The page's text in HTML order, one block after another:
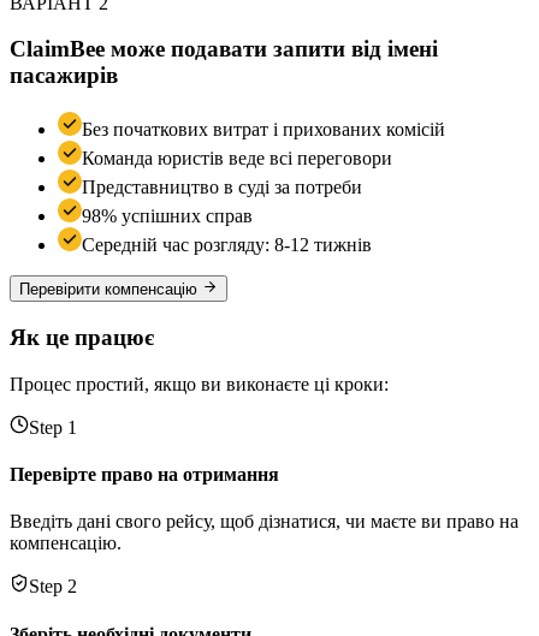
ClaimBee може подавати запити від імені
пасажирів
Без початкових витрат і прихованих комісій
Команда юристів веде всі переговори
Представництво в суді за потреби
98% успішних справ
Середній час розгляду: 8-12 тижнів
Перевірити компенсацію
Як це працює
Процес простий, якщо ви виконаєте ці кроки:
Step 1
Перевірте право на отримання
Введіть дані свого рейсу, щоб дізнатися, чи маєте ви право на
компенсацію.
Step 2